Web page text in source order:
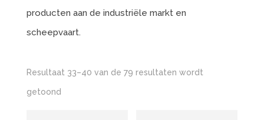
producten aan de industriële markt en
scheepvaart.
Resultaat 33–40 van de 79 resultaten wordt
getoondGesorteerd